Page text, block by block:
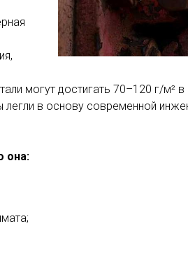
могут достигать 70–120 г/м² в
в основу современной
она: